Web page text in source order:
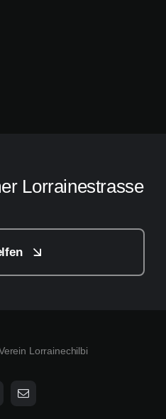
Lorrainestrasse
Lorrainechilbi